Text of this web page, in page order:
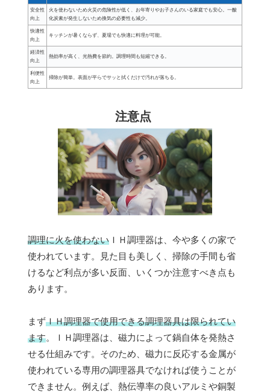
安全性
向上
火を使わないため火災の危険性が低く、お年寄りやお子さんのいる家庭でも安心。一酸
化炭素が発生しないため換気の必要性も減少。
快適性
向上
キッチンが暑くならず、夏場でも快適に料理が可能。
経済性
向上
熱効率が高く、光熱費を節約。調理時間も短縮できる。
利便性
向上
掃除が簡単。表面が平らでサッと拭くだけで汚れが落ちる。
注意点
調理に火を使わない ＩＨ調理器は、今や多くの家で
使われています。見た目も美しく、掃除の手間も省
けるなど利点が多い反面、いくつか注意すべき点も
あります。
まずＩＨ調理器で使用できる調理器具は限られてい
ます。ＩＨ調理器は、磁力によって鍋自体を発熱さ
せる仕組みです。そのため、磁力に反応する金属が
使われている専用の調理器具でなければ使うことが
できません。例えば、熱伝導率の良いアルミや銅製